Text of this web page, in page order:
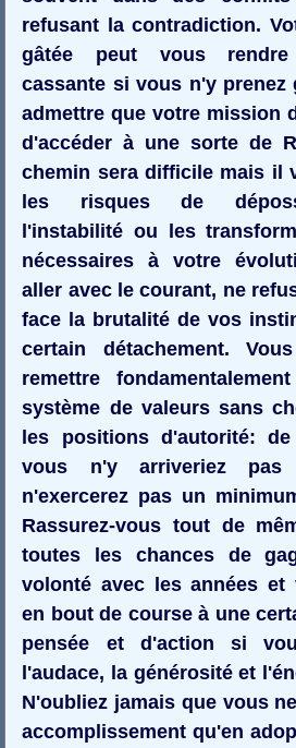
refusant la contradiction.
gâtée peut vous
cassante si vous n'y prenez
admettre que votre mission
d'accéder à une sorte de
chemin sera difficile mais il
les risques de
l'instabilité ou les
nécessaires à votre
aller avec le courant, ne
face la brutalité de vos
certain détachement.
remettre
système de valeurs sans
les positions d'autorité: de
vous n'y arriveriez
n'exercerez pas un
Rassurez-vous tout de
toutes les chances de
volonté avec les années et
en bout de course à une
pensée et d'action si
l'audace, la générosité et
N'oubliez jamais que vous
accomplissement qu'en